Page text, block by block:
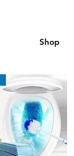
Shop